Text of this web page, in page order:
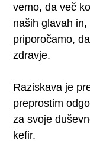
vemo, da več
naših glavah
priporočamo,
zdravje.
Raziskava je
preprostim
za svoje
kefir.